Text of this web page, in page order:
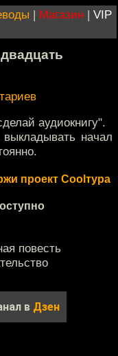
| Магазин | VIP
аудиокнигу".
начал
проект Coolтура
повесть
в Дзен